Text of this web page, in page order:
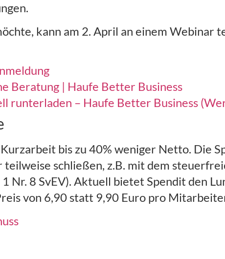
kann am 2. April an einem Webinar
Beratung | Haufe Better Business
runterladen – Haufe Better Business
bis zu 40% weniger Netto. Die
schließen, z.B. mit dem
1 Nr. 8 SvEV). Aktuell bietet Spendit den
von 6,90 statt 9,90 Euro pro